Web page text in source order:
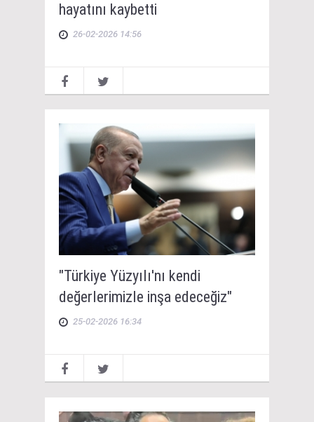
hayatını kaybetti
26-02-2026 14:56
"Türkiye Yüzyılı'nı kendi
değerlerimizle inşa edeceğiz"
25-02-2026 16:34